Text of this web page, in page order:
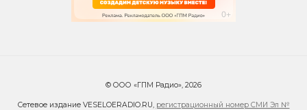
© ООО «ГПМ Радио», 2026
Сетевое издание VESELOERADIO.RU, регистрационный номер СМИ Эл №